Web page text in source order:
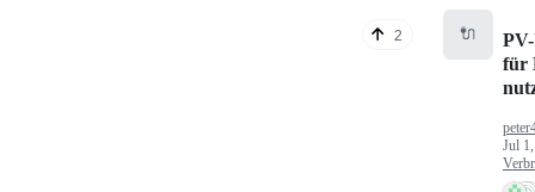
2 🔌
für
Jul